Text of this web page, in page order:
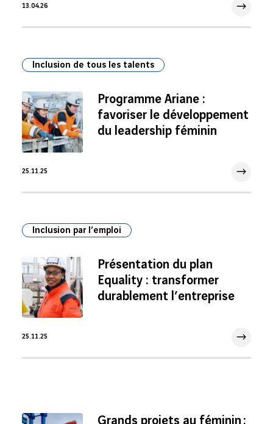
13.04.26
Inclusion de tous les talents
Programme Ariane :
favoriser le développement
du leadership féminin
25.11.25
Inclusion par l’emploi
Présentation du plan
Equality : transformer
durablement l’entreprise
25.11.25
Grands projets au féminin :